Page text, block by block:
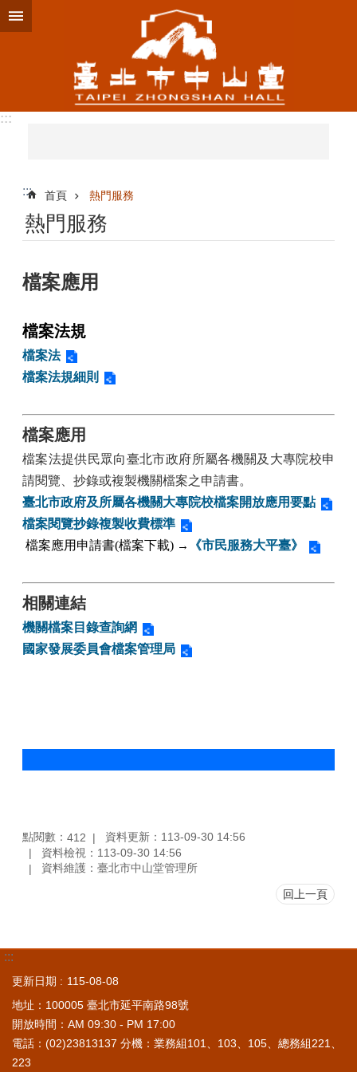
跳到主要內容區塊
:::
::: 首頁 熱門服務
熱門服務
檔案應用
檔案法規
檔案法
檔案法規細則
檔案應用
檔案法提供民眾向臺北市政府所屬各機關及大專院校申
請閱覽、抄錄或複製機關檔案之申請書。
臺北市政府及所屬各機關大專院校檔案開放應用要點
檔案閱覽抄錄複製收費標準
檔案應用申請書(檔案下載) → 《市民服務大平臺》
相關連結
機關檔案目錄查詢網
國家發展委員會檔案管理局
點閱數： 412
資料更新：113-09-30 14:56
資料檢視：113-09-30 14:56
資料維護：臺北市中山堂管理所
回上一頁
:::
更新日期
115-08-08
地址：100005 臺北市延平南路98號
開放時間：AM 09:30 - PM 17:00
電話：(02)23813137 分機：業務組101、103、105、總務組221、
223